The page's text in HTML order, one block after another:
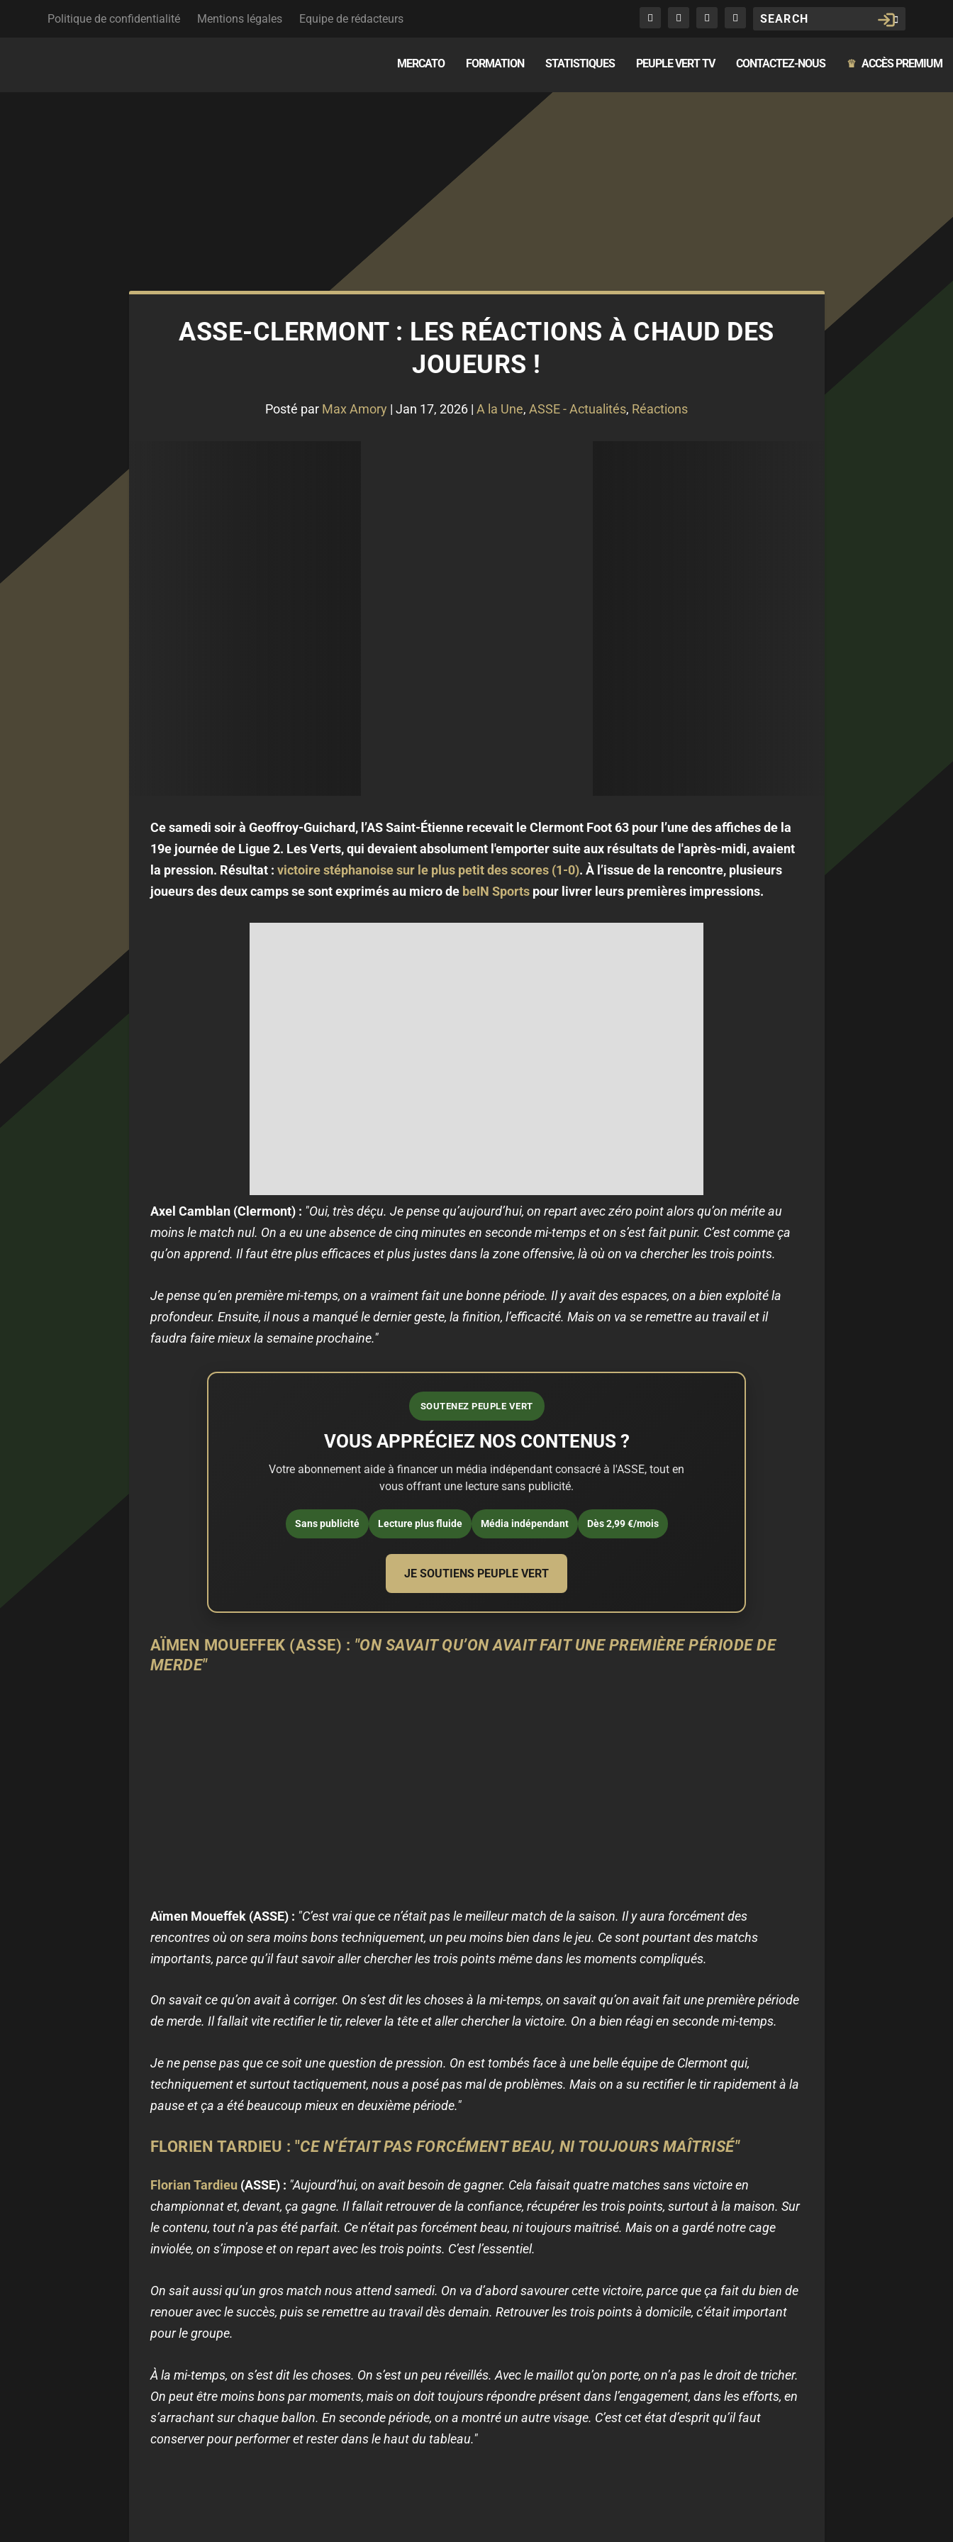
Politique de confidentialité Mentions légales Equipe de rédacteurs
MERCATO FORMATION STATISTIQUES PEUPLE VERT TV CONTACTEZ-NOUS ♛ ACCÈS PREMIUM
ASSE-CLERMONT : LES RÉACTIONS À CHAUD DES
JOUEURS !
Posté par Max Amory | Jan 17, 2026 | A la Une, ASSE - Actualités, Réactions
Ce samedi soir à Geoffroy-Guichard, l’AS Saint-Étienne recevait le Clermont Foot 63 pour l’une des affiches de la
19e journée de Ligue 2. Les Verts, qui devaient absolument l'emporter suite aux résultats de l'après-midi, avaient
la pression. Résultat : victoire stéphanoise sur le plus petit des scores (1-0). À l’issue de la rencontre, plusieurs
joueurs des deux camps se sont exprimés au micro de beIN Sportspour livrer leurs premières impressions.
Axel Camblan (Clermont) : "Oui, très déçu. Je pense qu’aujourd’hui, on repart avec zéro point alors qu’on mérite au
moins le match nul. On a eu une absence de cinq minutes en seconde mi-temps et on s’est fait punir. C’est comme ça
qu’on apprend. Il faut être plus efficaces et plus justes dans la zone offensive, là où on va chercher les trois points.
Je pense qu’en première mi-temps, on a vraiment fait une bonne période. Il y avait des espaces, on a bien exploité la
profondeur. Ensuite, il nous a manqué le dernier geste, la finition, l’efficacité. Mais on va se remettre au travail et il
faudra faire mieux la semaine prochaine."
SOUTENEZ PEUPLE VERT
VOUS APPRÉCIEZ NOS CONTENUS ?
Votre abonnement aide à financer un média indépendant consacré à l'ASSE, tout en
vous offrant une lecture sans publicité.
Sans publicité Lecture plus fluide Média indépendant Dès 2,99 €/mois
JE SOUTIENS PEUPLE VERT
AÏMEN MOUEFFEK (ASSE) : "ON SAVAIT QU’ON AVAIT FAIT UNE PREMIÈRE PÉRIODE DE
MERDE"
Aïmen Moueffek (ASSE) : "C’est vrai que ce n’était pas le meilleur match de la saison. Il y aura forcément des
rencontres où on sera moins bons techniquement, un peu moins bien dans le jeu. Ce sont pourtant des matchs
importants, parce qu’il faut savoir aller chercher les trois points même dans les moments compliqués.
On savait ce qu’on avait à corriger. On s’est dit les choses à la mi-temps, on savait qu’on avait fait une première période
de merde. Il fallait vite rectifier le tir, relever la tête et aller chercher la victoire. On a bien réagi en seconde mi-temps.
Je ne pense pas que ce soit une question de pression. On est tombés face à une belle équipe de Clermont qui,
techniquement et surtout tactiquement, nous a posé pas mal de problèmes. Mais on a su rectifier le tir rapidement à la
pause et ça a été beaucoup mieux en deuxième période."
FLORIEN TARDIEU : "CE N’ÉTAIT PAS FORCÉMENT BEAU, NI TOUJOURS MAÎTRISÉ"
Florian Tardieu (ASSE) : "Aujourd’hui, on avait besoin de gagner. Cela faisait quatre matches sans victoire en
championnat et, devant, ça gagne. Il fallait retrouver de la confiance, récupérer les trois points, surtout à la maison. Sur
le contenu, tout n’a pas été parfait. Ce n’était pas forcément beau, ni toujours maîtrisé. Mais on a gardé notre cage
inviolée, on s’impose et on repart avec les trois points. C’est l’essentiel.
On sait aussi qu’un gros match nous attend samedi. On va d’abord savourer cette victoire, parce que ça fait du bien de
renouer avec le succès, puis se remettre au travail dès demain. Retrouver les trois points à domicile, c’était important
pour le groupe.
À la mi-temps, on s’est dit les choses. On s’est un peu réveillés. Avec le maillot qu’on porte, on n’a pas le droit de tricher.
On peut être moins bons par moments, mais on doit toujours répondre présent dans l’engagement, dans les efforts, en
s’arrachant sur chaque ballon. En seconde période, on a montré un autre visage. C’est cet état d’esprit qu’il faut
conserver pour performer et rester dans le haut du tableau."